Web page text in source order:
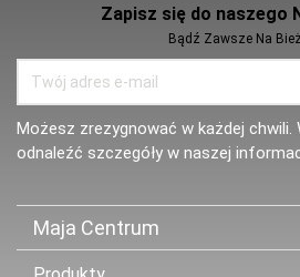
Zapisz się do naszego
Bądź Zawsze Na
Możesz zrezygnować w każdej chwili.
odnaleźć szczegóły w naszej
Maja Centrum